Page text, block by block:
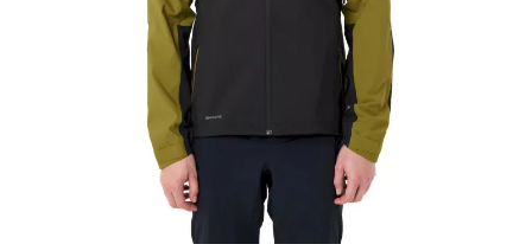
designet af mærketVaude
, ideel til at cykle gennem
regnbyger uden at ødelægge din fornøjelse. Med sin
vandafvisende membran
i 2,5 lag holder denne
dig tør, når vejret ikke er med dig. Derudover
Men's Moab Rain Jacketudstyret med
ventilationsåbninger under armene og justeringer i
taljen og ved håndleddene, så du kan regulere din
temperatur perfekt under hele turen. Ud over at være